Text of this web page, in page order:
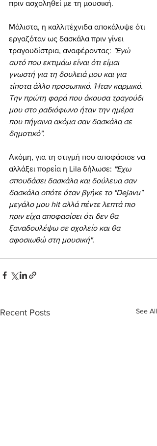
πριν ασχοληθεί με τη μουσική.
Μάλιστα, η καλλιτέχνιδα αποκάλυψε ότι
εργαζόταν ως δασκάλα πριν γίνει
τραγουδίστρια, αναφέροντας: "Εγώ
αυτό που εκτιμάω είναι ότι είμαι
γνωστή για τη δουλειά μου και για
τίποτα άλλο προσωπικό. Ήταν καρμικό.
Την πρώτη φορά που άκουσα τραγούδι
μου στο ραδιόφωνο ήταν την ημέρα
που πήγαινα ακόμα σαν δασκάλα σε
δημοτικό".
Ακόμη, για τη στιγμή που αποφάσισε να
αλλάξει πορεία η Lila δήλωσε: "Έχω
σπουδάσει δασκάλα και δούλευα σαν
δασκάλα οπότε όταν βγήκε το "Dejavu"
μεγάλο μου hit αλλά πέντε λεπτά πιο
πριν είχα αποφασίσει ότι δεν θα
ξαναδουλέψω σε σχολείο και θα
αφοσιωθώ στη μουσική".
Recent Posts See All